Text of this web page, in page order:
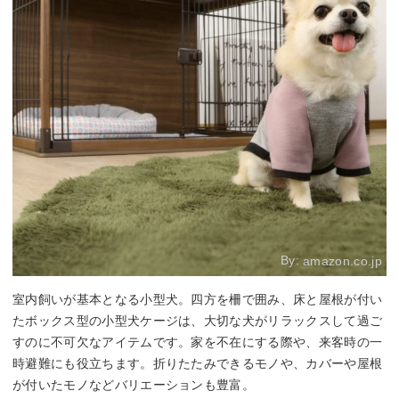
By:amazon.co.jp
室内飼いが基本となる小型犬。四方を柵で囲み、床と屋根が付い
たボックス型の小型犬ケージは、大切な犬がリラックスして過ご
すのに不可欠なアイテムです。家を不在にする際や、来客時の一
時避難にも役立ちます。折りたたみできるモノや、カバーや屋根
が付いたモノなどバリエーションも豊富。